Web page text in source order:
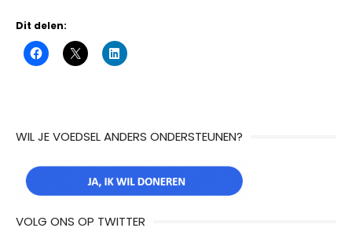
Dit delen:
WIL JE VOEDSEL ANDERS ONDERSTEUNEN?
VOLG ONS OP TWITTER